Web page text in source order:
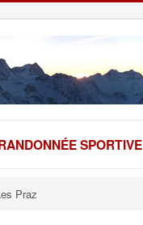
SPORTIVE
Praz